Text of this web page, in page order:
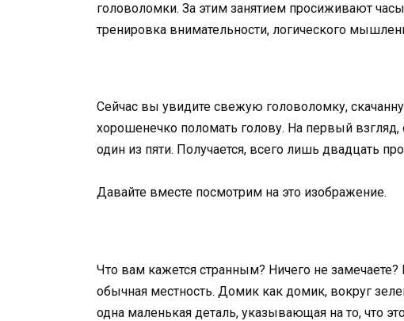
головоломки. За этим занятием просиживают
тренировка внимательности, логического
Сейчас вы увидите свежую головоломку,
хорошенечко поломать голову. На первый взгляд,
один из пяти. Получается, всего лишь двадцать
Давайте вместе посмотрим на это изображение.
Что вам кажется странным? Ничего не
обычная местность. Домик как домик, вокруг
одна маленькая деталь, указывающая на то, что